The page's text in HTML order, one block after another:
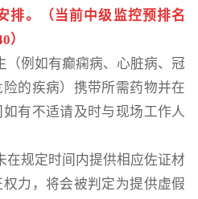
排。（当前中级监控预排名
）
（例如有癫痫病、心脏病、冠
的疾病）携带所需药物并在
有不适请及时与现场工作人
在规定时间内提供相应佐证材
力，将会被判定为提供虚假